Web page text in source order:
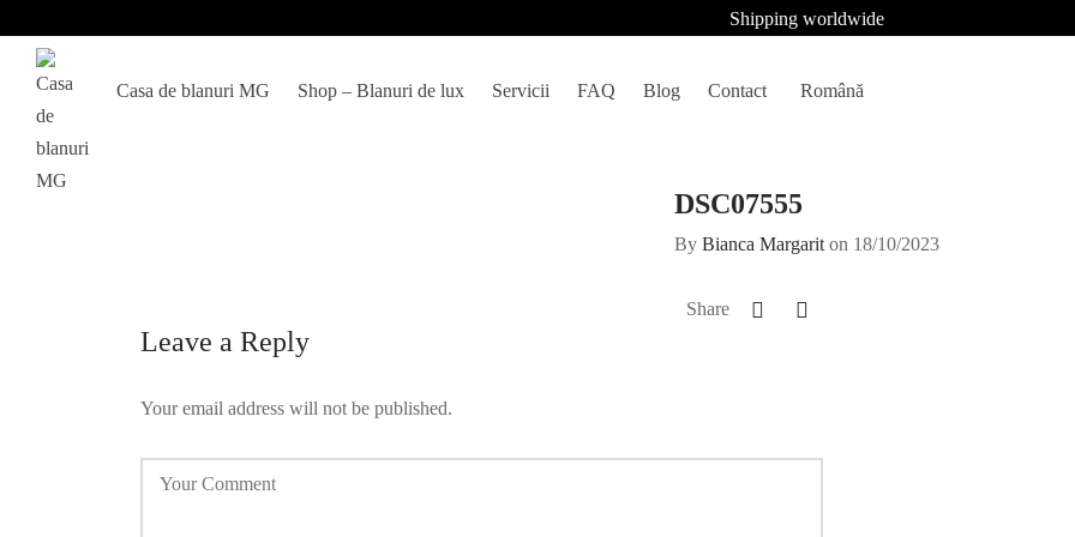
Shipping worldwide
Casa de blanuri MG Shop – Blanuri de lux Servicii FAQ Blog Contact Română
DSC07555
By Bianca Margariton 18/10/2023
Share
Leave a Reply
Your email address will not be published.